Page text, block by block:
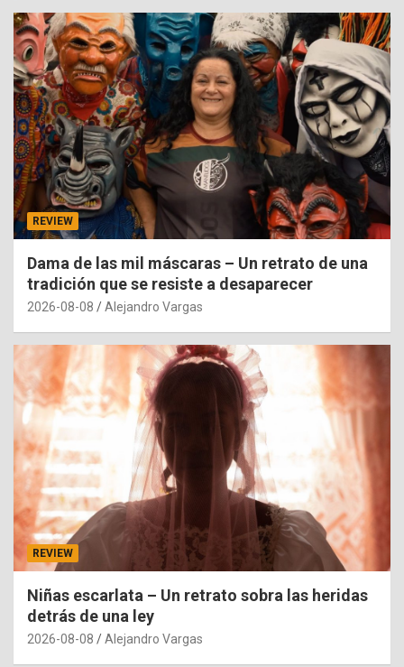
REVIEW
Dama de las mil máscaras – Un retrato de una
tradición que se resiste a desaparecer
2026-08-08 Alejandro Vargas
REVIEW
Niñas escarlata – Un retrato sobra las heridas
detrás de una ley
2026-08-08 Alejandro Vargas